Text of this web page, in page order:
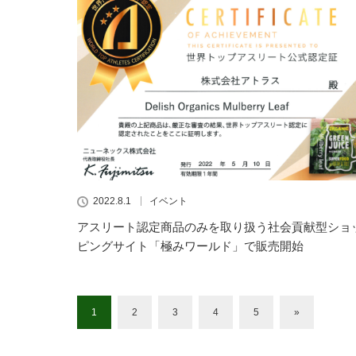
2022.8.1 イベント
アスリート認定商品のみを取り扱う社会貢献型ショ
ピングサイト「極みワールド」で販売開始
1 2 3 4 5 »